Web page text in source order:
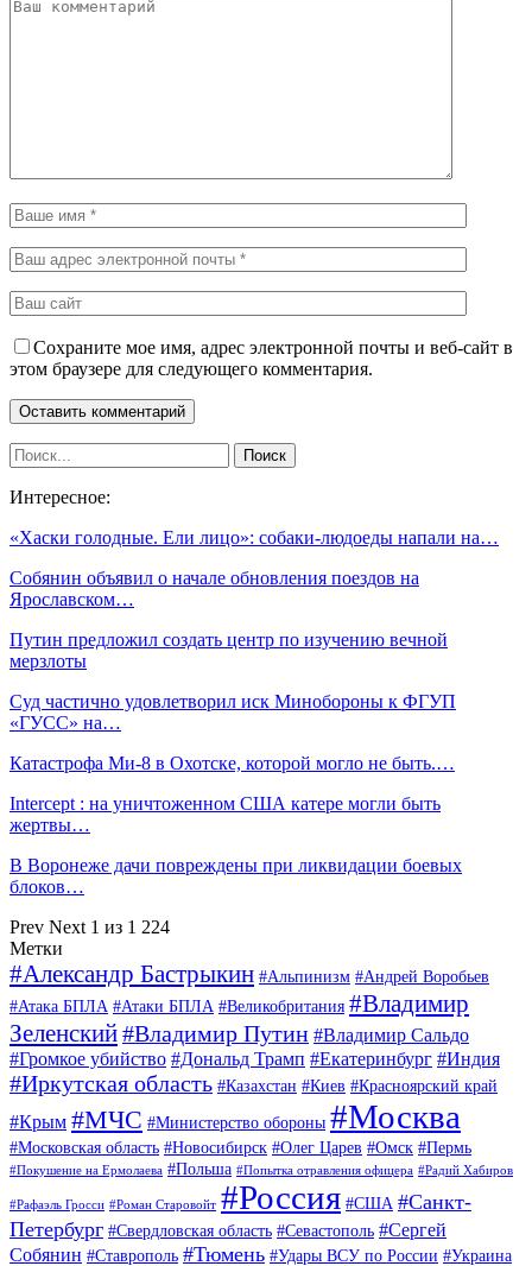
Сохраните мое имя, адрес электронной почты и веб-сайт в
этом браузере для следующего комментария.
Интересное:
«Хаски голодные. Ели лицо»: собаки-людоеды напали на…
Собянин объявил о начале обновления поездов на
Ярославском…
Путин предложил создать центр по изучению вечной
мерзлоты
Суд частично удовлетворил иск Минобороны к ФГУП
«ГУСС» на…
Катастрофа Ми-8 в Охотске, которой могло не быть.…
Intercept : на уничтоженном США катере могли быть
жертвы…
В Воронеже дачи повреждены при ликвидации боевых
блоков…
Prev Next 1 из 1 224
Метки
#Александр Бастрыкин #Альпинизм #Андрей Воробьев
#Атака БПЛА #Атаки БПЛА #Великобритания #Владимир
Зеленский#Владимир Путин #Владимир Сальдо
#Громкое убийство #Дональд Трамп #Екатеринбург #Индия
#Иркутская область #Казахстан #Киев #Красноярский край
#Крым #МЧС #Министерство обороны #Москва
#Московская область #Новосибирск #Олег Царев #Омск #Пермь
#Покушение на Ермолаева #Польша #Попытка отравления офицера #Радий Хабиров
#Рафаэль Гросси #Роман Старовойт #Россия #США #Санкт-
Петербург #Свердловская область #Севастополь #Сергей
Собянин #Ставрополь #Тюмень #Удары ВСУ по России #Украина